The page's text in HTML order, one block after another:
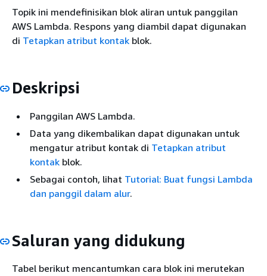
Topik ini mendefinisikan blok aliran untuk panggilan
AWS Lambda. Respons yang diambil dapat digunakan
di Tetapkan atribut kontak blok.
Deskripsi
Panggilan AWS Lambda.
Data yang dikembalikan dapat digunakan untuk
mengatur atribut kontak di Tetapkan atribut
kontak blok.
Sebagai contoh, lihat Tutorial: Buat fungsi Lambda
dan panggil dalam alur.
Saluran yang didukung
Tabel berikut mencantumkan cara blok ini merutekan